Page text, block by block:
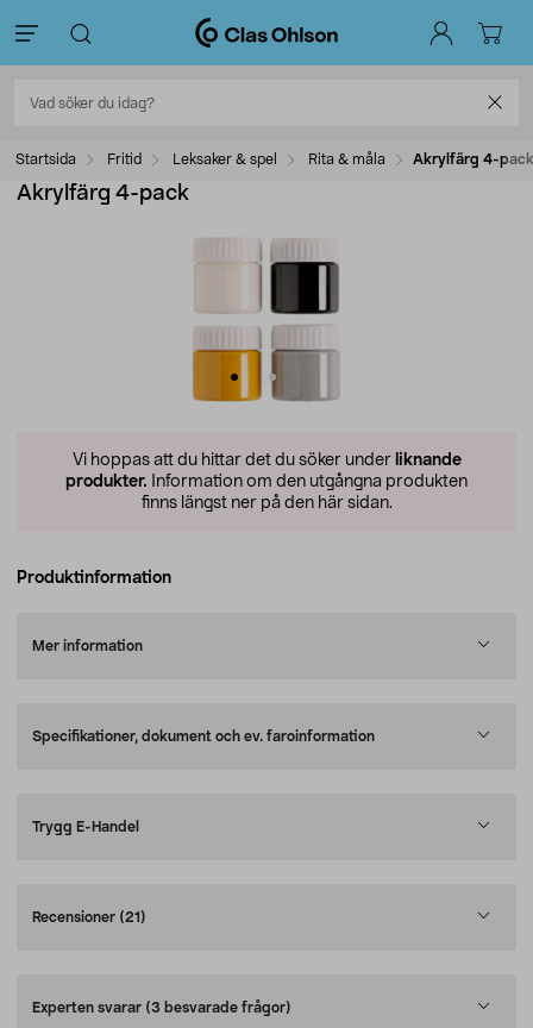
Startsida Fritid Leksaker & spel Rita & måla Akrylfärg 4-pack
Akrylfärg 4-pack
Vi hoppas att du hittar det du söker under liknande
produkter. Information om den utgångna produkten
finns längst ner på den här sidan.
Produktinformation
Mer information
Specifikationer, dokument och ev. faroinformation
Trygg E-Handel
Recensioner (21)
Experten svarar (3 besvarade frågor)